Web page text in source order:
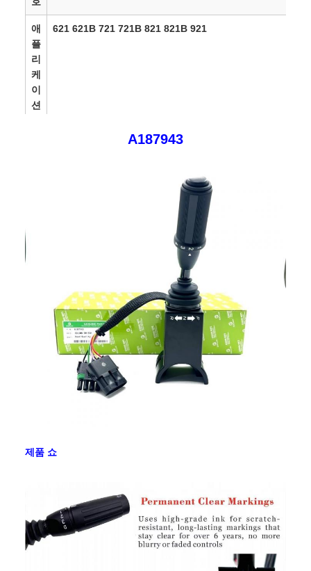
애
플
리
케
이
션
621 621B 721 721B 821 821B 921
항공으로/바다로/DHL/UPS/Fedex/TNT/
RMB,USD,EUR,GBP,CAD,SAR,AED,PLN,TRY,AUD,JPY
SGD,SEK,DKK,HKD,AUD,CHF,DKK,IDR,KES,MXN,MYR
유럽, 미국, 캐나다, 남미, 아프리카, 중동
A187943
제품 쇼